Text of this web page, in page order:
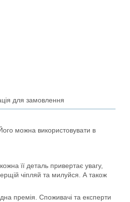
для замовлення
можна використовувати в
її деталь привертає увагу,
чіпляй та милуйся. А також
премія. Споживачі та експерти